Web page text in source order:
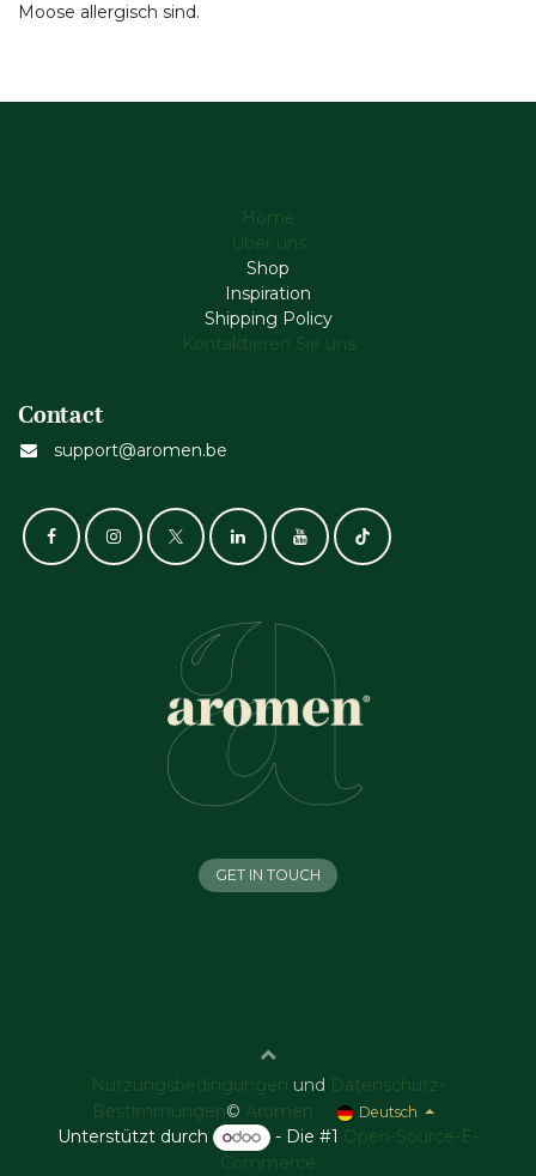
Moose allergisch sind.
Home
Über uns
Shop
Inspiration
Shipping Policy
Kontaktieren Sie uns
Contact
support@aromen.be
GET IN TOUCH
Nutzungsbedingungen und
Datenschutz-
Bestimmungen © Aromen Deutsch
Unterstützt durch - Die #1 Open-Source-E-
Commerce